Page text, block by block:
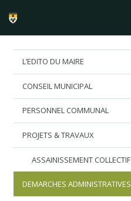
L’EDITO DU MAIRE
CONSEIL MUNICIPAL
PERSONNEL COMMUNAL
PROJETS & TRAVAUX
ASSAINISSEMENT COLLECTIF
DEMARCHES ADMINISTRATIVES